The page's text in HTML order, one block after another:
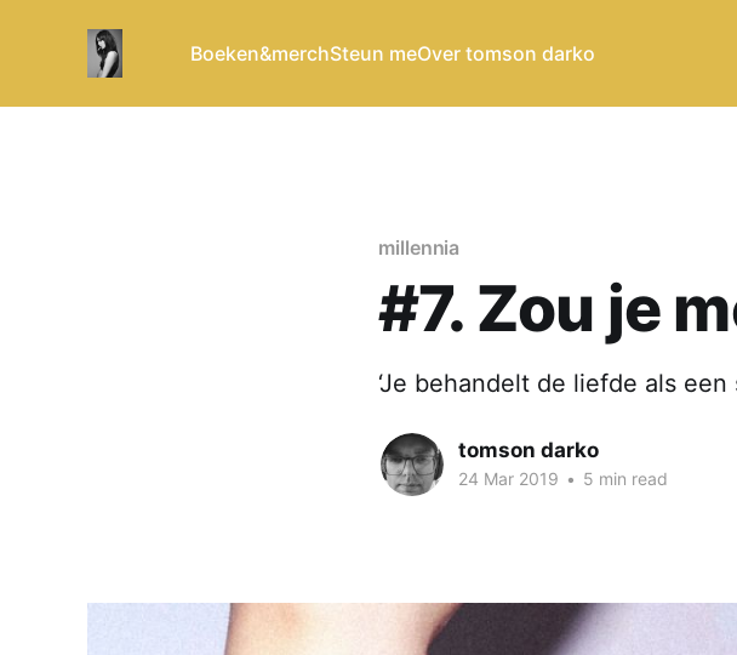
Boeken&merchSteun meOver tomson darko
millennia
#7. Zou je
‘Je behandelt de liefde als een
tomson darko
24 Mar 2019 • 5 min read